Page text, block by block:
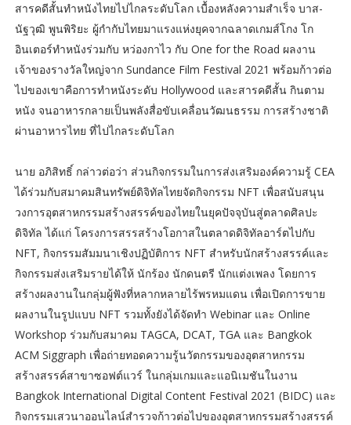
สารคดีสั้นทำหนังไทยไปไกลระดับโลก เบื้องหลังความสำเร็จ บาส-
นัฐวุฒิ พูนพิริยะ ผู้กำกับไทยมาแรงแห่งยุคจากฉลาดเกมส์โกง โก
อินเตอร์ทำหนังร่วมกับ หว่องกาไว กับ One for the Road ผลงาน
เจ้าของรางวัลใหญ่จาก Sundance Film Festival 2021 พร้อมก้าวต่อ
ไปของเขาคือการทำหนังระดับ Hollywood และสารคดีสั้น กินตาม
หนัง จนอาหารกลายเป็นพลังสื่อขับเคลื่อนวัฒนธรรม การสร้างชาติ
ผ่านอาหารไทย ที่ไปไกลระดับโลก
นาย อภิสิทธิ์ กล่าวต่อว่า ส่วนกิจกรรมในการส่งเสริมองค์ความรู้ CEA
ได้ร่วมกับสมาคมสินทรัพย์ดิจิทัลไทยจัดกิจกรรม NFT เพื่อสนับสนุน
วงการอุตสาหกรรมสร้างสรรค์ของไทยในยุคปัจจุบันสู่ตลาดศิลปะ
ดิจิทัล ได้แก่ โครงการสรรสร้างโอกาสในตลาดดิจิทัลอาร์ตไปกับ
NFT, กิจกรรมสัมมนาเชิงปฏิบัติการ NFT สำหรับนักสร้างสรรค์และ
กิจกรรมส่งเสริมรายได้ให้ นักร้อง นักดนตรี นักแต่งเพลง โดยการ
สร้างผลงานในกลุ่มผู้ฟังที่หลากหลายไร้พรหมแดน เพื่อเปิดการขาย
ผลงานในรูปแบบ NFT รวมทั้งยังได้จัดทำ Webinar และ Online
Workshop ร่วมกับสมาคม TAGCA, DCAT, TGA และ Bangkok
ACM Siggraph เพื่อถ่ายทอดความรู้นวัตกรรมของอุตสาหกรรม
สร้างสรรค์สาขาซอฟต์แวร์ ในกลุ่มเกมและแอนิเมชันในงาน
Bangkok International Digital Content Festival 2021 (BIDC) และ
กิจกรรมเสวนาออนไลน์สำรวจก้าวต่อไปของอุตสาหกรรมสร้างสรรค์